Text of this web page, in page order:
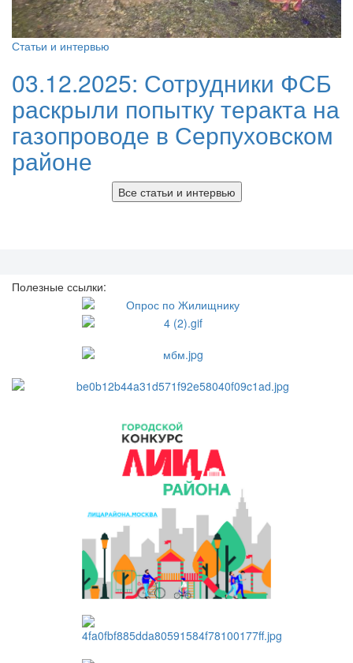
Статьи и интервью
03.12.2025: Сотрудники ФСБ
раскрыли попытку теракта на
газопроводе в Серпуховском
районе
Все статьи и интервью
Полезные ссылки: